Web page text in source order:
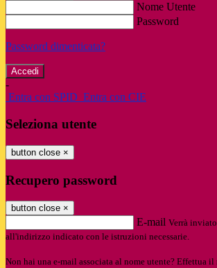
Nome Utente
Password
Password dimenticata?
-
Entra con SPID Entra con CIE
Seleziona utente
button close ×
Recupero password
button close ×
E-mail Verrà
all'indirizzo indicato con le istruzioni necessarie.
Non hai una e-mail associata al nome utente? Effettua il